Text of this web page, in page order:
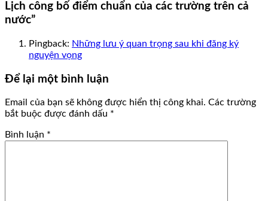
Lịch công bố điểm chuẩn của các trường trên cả
nước”
Pingback: Những lưu ý quan trọng sau khi đăng ký
nguyện vọng
Để lại một bình luận
Email của bạn sẽ không được hiển thị công khai. Các trường
bắt buộc được đánh dấu *
Bình luận *